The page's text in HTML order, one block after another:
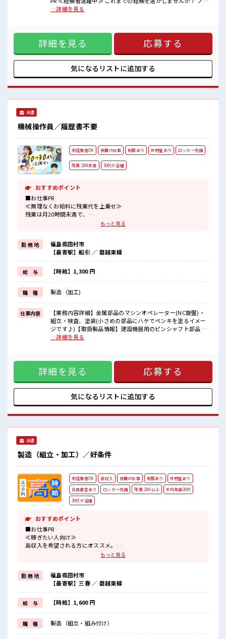
ンクがあっても大丈夫♪ 経験はちょっとだけ…という方も
まずOK♪ ≪自分に合った期間で働ける≫ 福利厚生が整った
派遣のお仕事です！ ■職場の雰囲気 程よく残業あり！ これま
での経験を活かすチャンス！ ブランクがあっても問題ナシ♪
…詳細を見る
詳細を見る 応募する
気になるリストに追加する
派遣
機械操作員／履歴書不要
未経験者OK 長期の仕事 制服あり 休憩室あり ロッカー完備
残業 20H未満 30代が活躍
おすすめポイント
■お仕事PR
≪無理なくお給料に残業代を上乗せ≫
残業は月20時間未満で、
≪未経験OKの仕事≫
新しいことにチャレンジするのは不安だけど、
しっかり働く環境が整っています！
イチからスキルUP・ステップUP目指していきましょう！
≪様々なお仕事をご提案≫
一人で悩まず気軽に相談できる、
派遣のお仕事です！
■職場の雰囲気
休憩室で楽しくランチ♪
時間があれば昼寝もしちゃおう！
持ち物が多いあなたにもぴったり☆
ロッカー付き職場♪
もっと見る
勤 務 地
福島県田村市
【最寄駅】船引 ／ 磐越東線
給 与 【時給】1,300 円
職 種 製造（加工)
仕事内容
【業務内容詳細】金属部品のマシンオペレーター(NC旋盤)・
組立・検査、塗装(小さめの部品にハケでペンキを塗るイメー
ジです♪)【取扱製品情報】建設機器用のピンシャフト部品 ■
お仕事PR ≪無理なくお給料に残業代を上乗せ≫ 残業は月20時
るのは不安だけど、 しっかり働く環境が整っています！ イチ
からスキルUP・ステップUP目指していきましょう！ ≪様々
なお仕事をご提案≫ 一人で悩まず気軽に相談できる、 派遣の
お仕事です！ ■職場の雰囲気 休憩室で楽しくランチ♪ 時間が
あれば昼寝もしちゃおう！ 持ち物が多いあなたにもぴったり
☆ ロッカー付き職場♪ 程よく残業あり！
…詳細を見る
詳細を見る 応募する
気になるリストに追加する
派遣
製造（組立・加工）／好条件
未経験者OK 高収入 長期の仕事 制服あり
休憩室あり
社員食堂あり
ロッカー完備 残業 20H以上
平均年齢20代
30代が活躍
おすすめポイント
■お仕事PR
≪稼ぎたい人向け≫
高収入を希望される方にオススメ。
残業は月20時間以上あります♪
制服があるので、
毎日の服装の悩み解消♪
≪未経験でも活躍できる≫
新しいことにチャレンジするのは不安だけど、
しっかり働く環境が整っています！
イチからスキルUP・ステップUP目指していきましょう！
≪様々なお仕事をご提案≫
一人で悩まず気軽に相談できる、
派遣のお仕事です！
もっと見る
勤 務 地
福島県田村市
【最寄駅】三春 ／ 磐越東線
給 与 【時給】1,600 円
職 種 製造（組立・組み付け）